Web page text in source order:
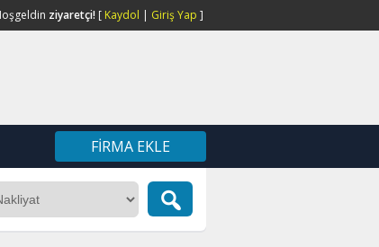
ziyaretçi! [ Kaydol | Giriş Yap ]
FIRMA EKLE